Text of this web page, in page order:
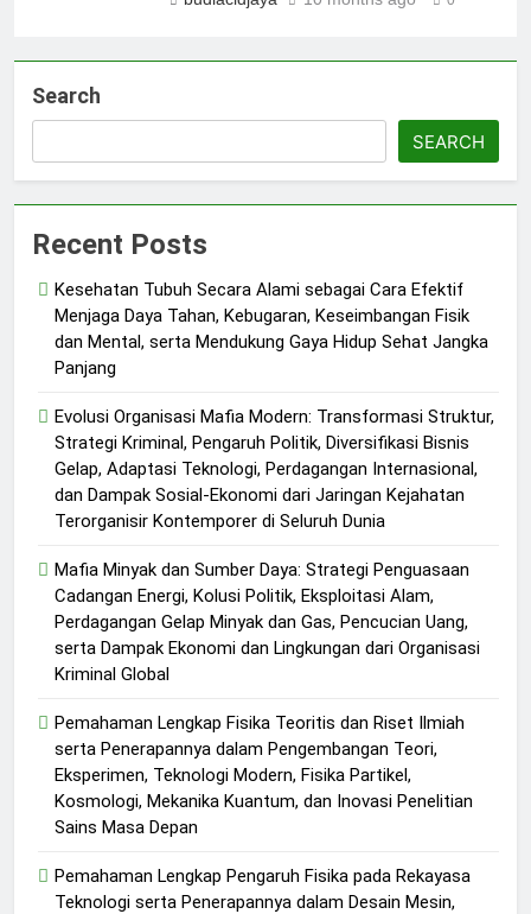
Search
SEARCH
Recent Posts
Kesehatan Tubuh Secara Alami sebagai Cara Efektif
Menjaga Daya Tahan, Kebugaran, Keseimbangan Fisik
dan Mental, serta Mendukung Gaya Hidup Sehat Jangka
Panjang
Evolusi Organisasi Mafia Modern: Transformasi Struktur,
Strategi Kriminal, Pengaruh Politik, Diversifikasi Bisnis
Gelap, Adaptasi Teknologi, Perdagangan Internasional,
dan Dampak Sosial-Ekonomi dari Jaringan Kejahatan
Terorganisir Kontemporer di Seluruh Dunia
Mafia Minyak dan Sumber Daya: Strategi Penguasaan
Cadangan Energi, Kolusi Politik, Eksploitasi Alam,
Perdagangan Gelap Minyak dan Gas, Pencucian Uang,
serta Dampak Ekonomi dan Lingkungan dari Organisasi
Kriminal Global
Pemahaman Lengkap Fisika Teoritis dan Riset Ilmiah
serta Penerapannya dalam Pengembangan Teori,
Eksperimen, Teknologi Modern, Fisika Partikel,
Kosmologi, Mekanika Kuantum, dan Inovasi Penelitian
Sains Masa Depan
Pemahaman Lengkap Pengaruh Fisika pada Rekayasa
Teknologi serta Penerapannya dalam Desain Mesin,